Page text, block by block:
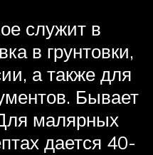
служит в
в грунтовки,
а также для
Бывает
малярных
дается 40-